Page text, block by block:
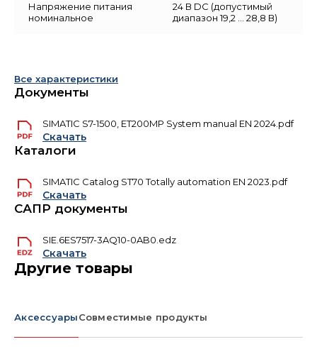
Напряжение питания
номинальное
24 В DC (допустимый
диапазон 19,2 … 28,8 В)
Все характеристики
Документы
SIMATIC S7-1500, ET200MP System manual EN 2024.pdf
Скачать
Каталоги
SIMATIC Catalog ST70 Totally automation EN 2023.pdf
Скачать
САПР документы
SIE.6ES7517-3AQ10-0AB0.edz
Скачать
Другие товары
АксессуарыСовместимые продукты